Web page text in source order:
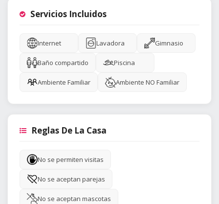
Servicios Incluidos
Internet Lavadora Gimnasio
Baño compartido Piscina
Ambiente Familiar Ambiente NO Familiar
Reglas De La Casa
No se permiten visitas
No se aceptan parejas
No se aceptan mascotas